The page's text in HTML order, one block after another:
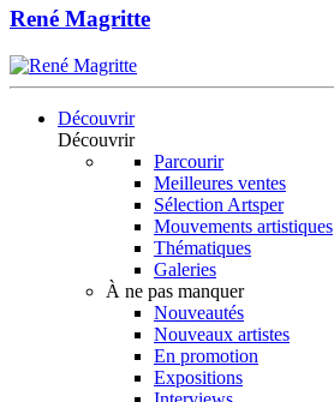
René Magritte
Découvrir
Découvrir
Parcourir
Meilleures ventes
Sélection Artsper
Mouvements artistiques
Thématiques
Galeries
À ne pas manquer
Nouveautés
Nouveaux artistes
En promotion
Expositions